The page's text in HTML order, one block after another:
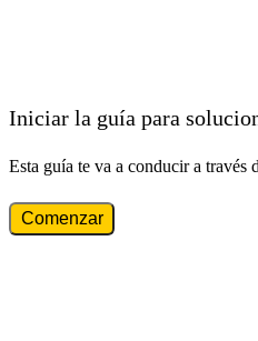
Iniciar la guía para
Esta guía te va a conducir a través
Comenzar